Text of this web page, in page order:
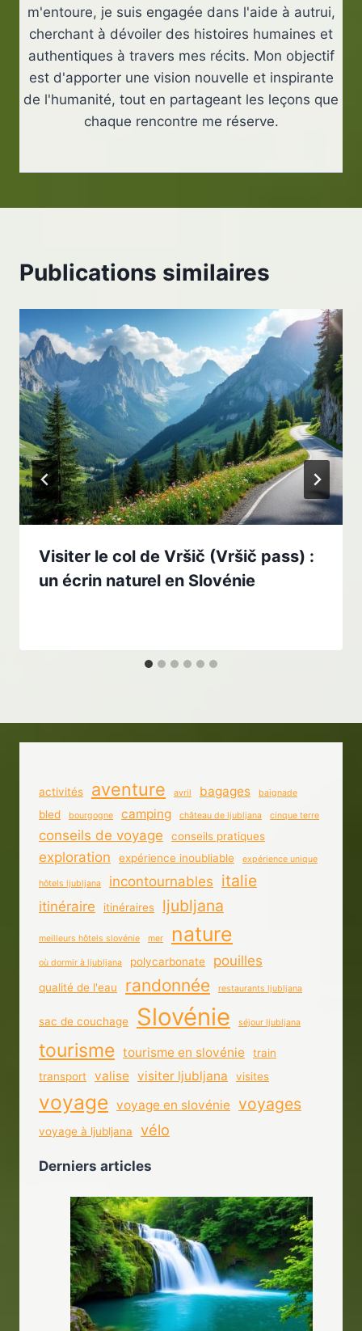
m'entoure, je suis engagée dans l'aide à autrui,
cherchant à dévoiler des histoires humaines et
authentiques à travers mes récits. Mon objectif
est d'apporter une vision nouvelle et inspirante
de l'humanité, tout en partageant les leçons que
chaque rencontre me réserve.
Publications similaires
Visiter le col de Vršič (Vršič pass) :
un écrin naturel en Slovénie
activités aventure avril bagages baignade
bled bourgogne camping château de ljubljana cinque terre
conseils de voyage conseils pratiques
exploration expérience inoubliable expérience unique
hôtels ljubljana incontournables italie
itinéraire itinéraires ljubljana
meilleurs hôtels slovénie mer nature
où dormir à ljubljana polycarbonate pouilles
qualité de l'eau randonnée restaurants ljubljana
sac de couchage Slovénie séjour ljubljana
tourisme tourisme en slovénie
train
transport
valise visiter ljubljana visites
voyage voyage en slovénie voyages
voyage à ljubljana vélo
Derniers articles